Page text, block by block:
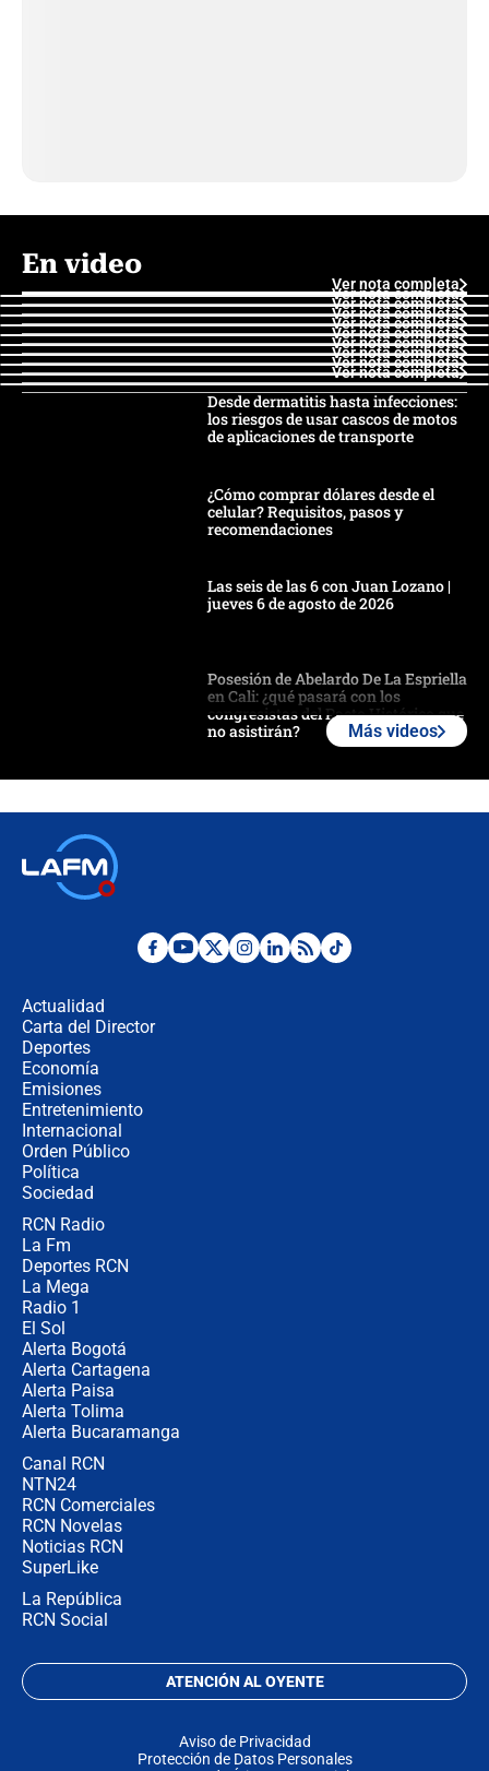
En video
Ver nota completa
Ver nota completa
Ver nota completa
Ver nota completa
Ver nota completa
Ver nota completa
Ver nota completa
Ver nota completa
Ver nota completa
Ver nota completa
Desde dermatitis hasta infecciones:
los riesgos de usar cascos de motos
de aplicaciones de transporte
¿Cómo comprar dólares desde el
celular? Requisitos, pasos y
recomendaciones
Las seis de las 6 con Juan Lozano |
jueves 6 de agosto de 2026
Posesión de Abelardo De La Espriella
en Cali: ¿qué pasará con los
congresistas del Pacto Histórico que
no asistirán?
¿Por qué De la Espriella gobernará
Más videos
Actualidad
Carta del Director
Deportes
Economía
Emisiones
Entretenimiento
Internacional
Orden Público
Política
Sociedad
RCN Radio
La Fm
Deportes RCN
La Mega
Radio 1
El Sol
Alerta Bogotá
Alerta Cartagena
Alerta Paisa
Alerta Tolima
Alerta Bucaramanga
Canal RCN
NTN24
RCN Comerciales
RCN Novelas
Noticias RCN
SuperLike
La República
RCN Social
ATENCIÓN AL OYENTE
Aviso de Privacidad
Protección de Datos Personales